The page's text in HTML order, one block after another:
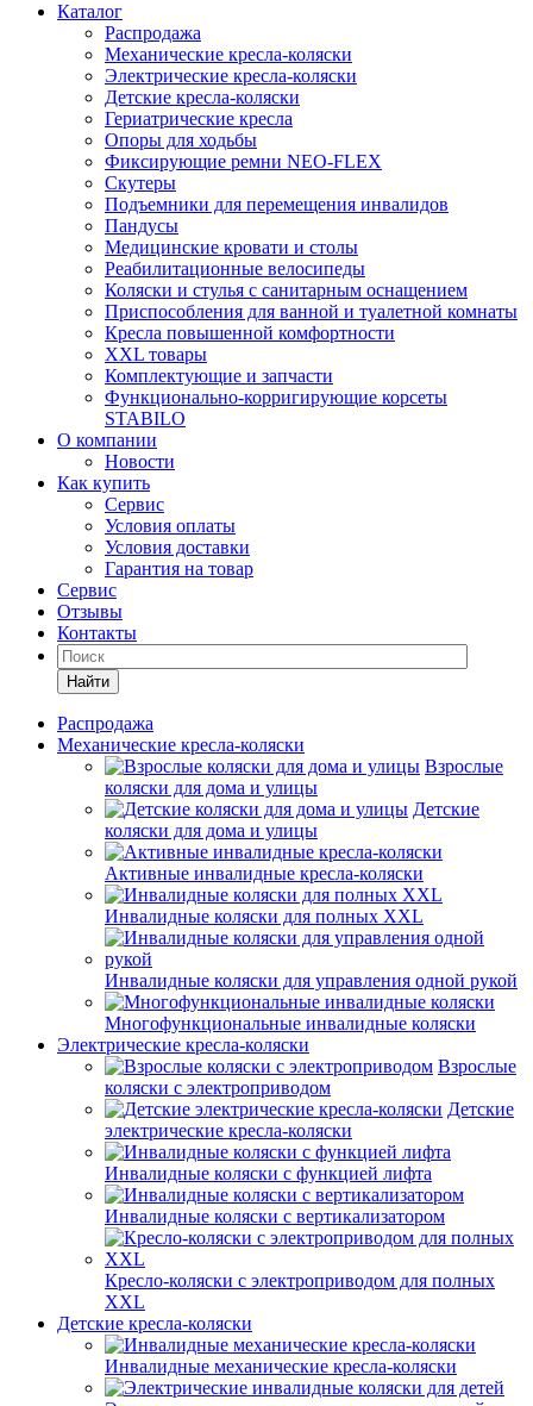
Каталог
Распродажа
Механические кресла-коляски
Электрические кресла-коляски
Детские кресла-коляски
Гериатрические кресла
Опоры для ходьбы
Фиксирующие ремни NEO-FLEX
Скутеры
Подъемники для перемещения инвалидов
Пандусы
Медицинские кровати и столы
Реабилитационные велосипеды
Коляски и стулья с санитарным оснащением
Приспособления для ванной и туалетной комнаты
Кресла повышенной комфортности
XXL товары
Комплектующие и запчасти
Функционально-корригирующие корсеты
STABILO
О компании
Новости
Как купить
Сервис
Условия оплаты
Условия доставки
Гарантия на товар
Сервис
Отзывы
Контакты
Найти
Распродажа
Механические кресла-коляски
Взрослые
коляски для дома и улицы
Детские
коляски для дома и улицы
Активные инвалидные кресла-коляски
Инвалидные коляски для полных XXL
Инвалидные коляски для управления одной рукой
Многофункциональные инвалидные коляски
Электрические кресла-коляски
Взрослые
коляски с электроприводом
Детские
электрические кресла-коляски
Инвалидные коляски с функцией лифта
Инвалидные коляски с вертикализатором
Кресло-коляски с электроприводом для полных
XXL
Детские кресла-коляски
Инвалидные механические кресла-коляски